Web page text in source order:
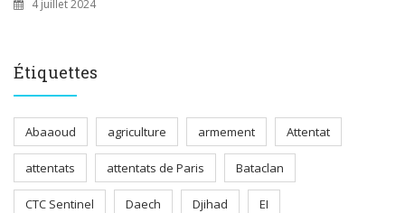
4 juillet 2024
Étiquettes
Abaaoud agriculture armement Attentat
attentats attentats de Paris Bataclan
CTC Sentinel Daech Djihad EI